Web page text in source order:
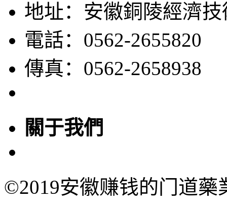
地址：安徽銅陵經濟
電話：0562-2655820
傳真：0562-2658938
關于我們
©2019安徽赚钱的门道藥